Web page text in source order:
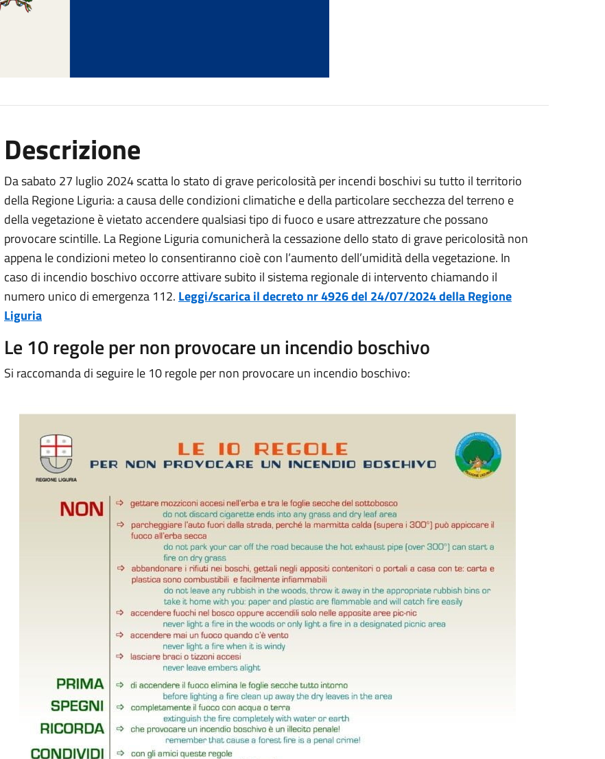
Descrizione
Da sabato 27 luglio 2024 scatta lo stato di grave pericolosità per incendi boschivi su tutto il territorio
della Regione Liguria: a causa delle condizioni climatiche e della particolare secchezza del terreno e
della vegetazione è vietato accendere qualsiasi tipo di fuoco e usare attrezzature che possano
provocare scintille. La Regione Liguria comunicherà la cessazione dello stato di grave pericolosità non
appena le condizioni meteo lo consentiranno cioè con l’aumento dell’umidità della vegetazione. In
caso di incendio boschivo occorre attivare subito il sistema regionale di intervento chiamando il
numero unico di emergenza 112. Leggi/scarica il decreto nr 4926 del 24/07/2024 della Regione
Liguria
Le 10 regole per non provocare un incendio boschivo
Si raccomanda di seguire le 10 regole per non provocare un incendio boschivo: